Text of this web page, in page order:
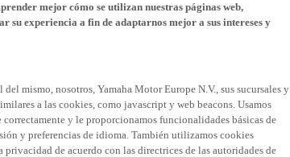
mejor cómo se utilizan nuestras páginas web,
su experiencia a fin de adaptarnos mejor a sus intereses y
mismo, nosotros, Yamaha Motor Europe N.V., sus sucursales y
a las cookies, como javascript y web beacons. Usamos
y le proporcionamos funcionalidades básicas de
y preferencias de idioma. También utilizamos cookies
privacidad de acuerdo con las directrices de las autoridades de